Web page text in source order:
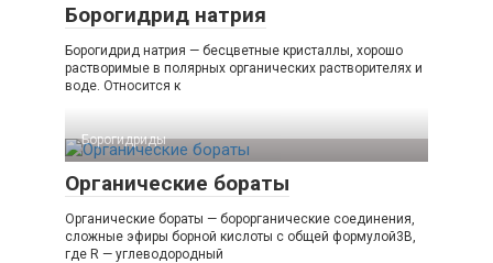
Борогидрид натрия
Борогидрид натрия — бесцветные кристаллы, хорошо
растворимые в полярных органических растворителях и
воде. Относится к
Борогидриды‎
Органические бораты
Органические бораты — борорганические соединения,
сложные эфиры борной кислоты с общей формулой3B,
где R — углеводородный